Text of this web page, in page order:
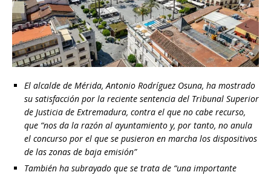
El alcalde de Mérida, Antonio Rodríguez Osuna, ha mostrado
su satisfacción por la reciente sentencia del Tribunal Superior
de Justicia de Extremadura, contra el que no cabe recurso,
que “nos da la razón al ayuntamiento y, por tanto, no anula
el concurso por el que se pusieron en marcha los dispositivos
de las zonas de baja emisión”
También ha subrayado que se trata de “una importante